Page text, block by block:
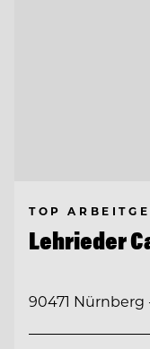
TOP
Lehrieder
90471